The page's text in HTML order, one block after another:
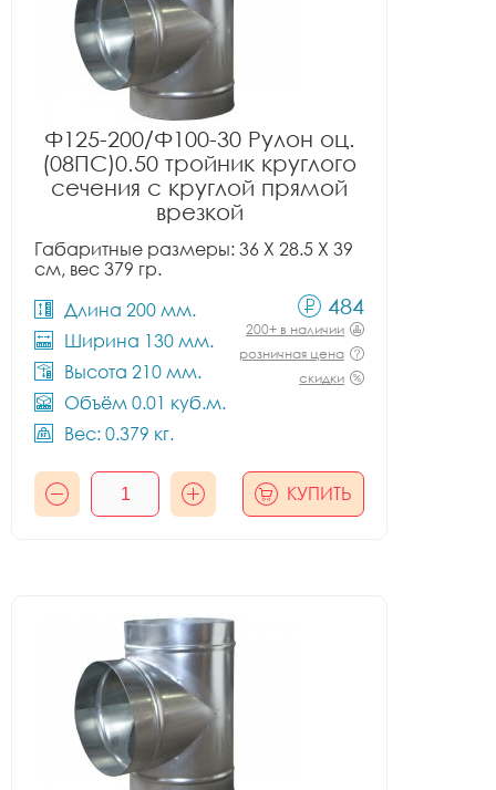
Ф125-200/Ф100-30 Рулон оц.
(08ПС)0.50 тройник круглого
сечения с круглой прямой
врезкой
Габаритные размеры: 36 X 28.5 X 39
см, вес 379 гр.
Длина 200 мм.
Ширина 130 мм.
Высота 210 мм.
Объём 0.01 куб.м.
Вес: 0.379 кг.
484
200+ в наличии
розничная цена
скидки
КУПИТЬ